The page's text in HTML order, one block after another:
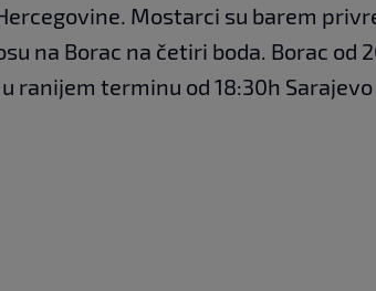
Mostarci su barem
na Borac na četiri boda. Borac od
ranijem terminu od 18:30h Sarajevo